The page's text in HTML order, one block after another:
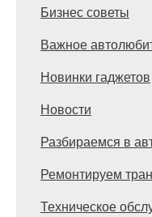
Бизнес советы
Важное
Новинки гаджетов
Новости
Разбираемся в
Ремонтируем
Техническое